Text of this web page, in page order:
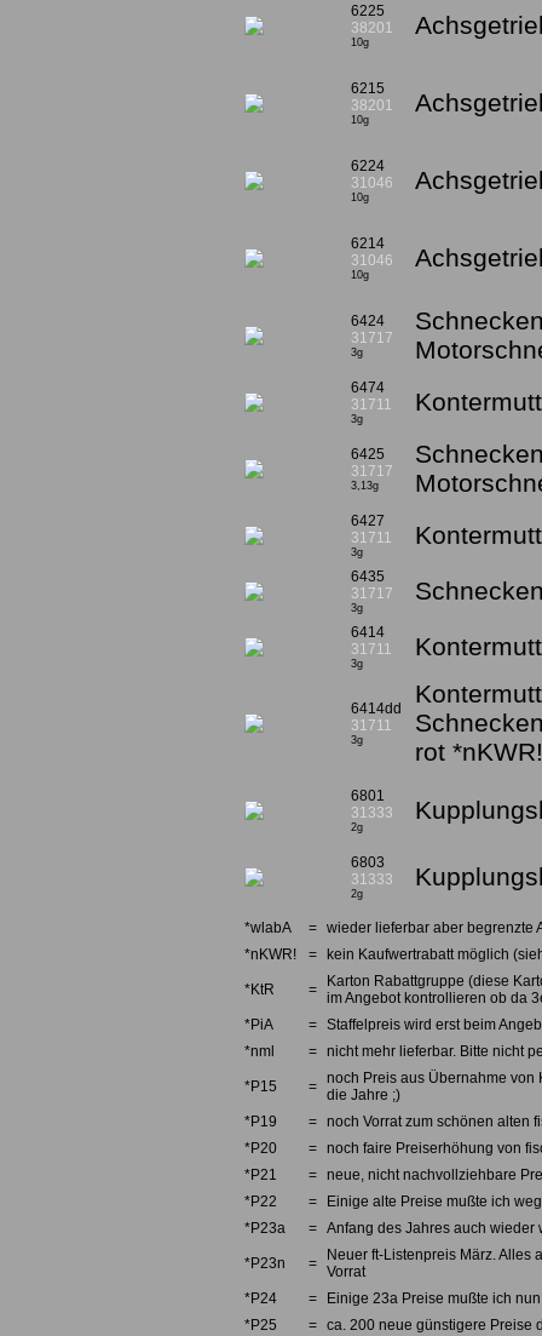
6225
38201
10g
6215
38201
10g
6224
31046
10g
6214
31046
10g
6424
31717
3g
6474
31711
3g
6425
31717
3,13g
6427
31711
3g
6435
31717
3g
6414
31711
3g
6414dd
31711
3g
rot *nKWR!
6801
31333
2g
6803
31333
2g
*wlabA = wieder lieferbar aber begrenzte
*nKWR!
= kein Kaufwertrabatt möglich
*KtR =
Karton Rabattgruppe (diese
im Angebot kontrollieren ob da
*PiA
= Staffelpreis wird erst beim
*nml
= nicht mehr lieferbar. Bitte nicht
*P15 = noch Preis aus Übernahme von
die Jahre ;)
*P19
= noch Vorrat zum schönen alten
*P20
= noch faire Preiserhöhung von
*P21
= neue, nicht nachvollziehbare
*P22
=
Einige alte Preise mußte ich
*P23a
= Anfang des Jahres auch
*P23n =
Neuer ft-Listenpreis März. Alles
Vorrat
*P24
=
Einige 23a Preise mußte ich
*P25
= ca. 200 neue günstigere Preise